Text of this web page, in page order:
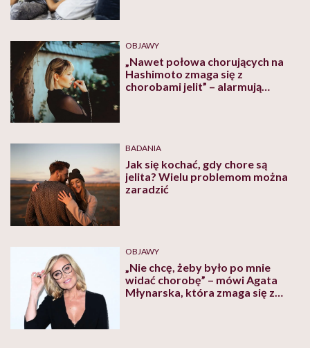
OBJAWY
„Nawet połowa chorujących na
Hashimoto zmaga się z
chorobami jelit” – alarmują
BADANIA
Jak się kochać, gdy chore są
jelita? Wielu problemom można
zaradzić
OBJAWY
„Nie chcę, żeby było po mnie
widać chorobę” – mówi Agata
Młynarska, która zmaga się z